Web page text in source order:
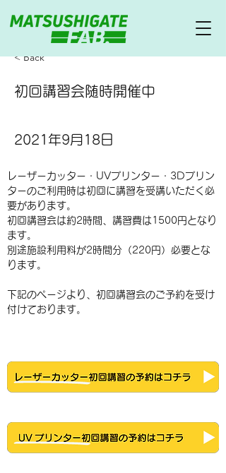
< Back
初回講習会随時開催中
2021年9月18日
レーザーカッター・UVプリンター・3Dプリン
ターのご利用時は初回に講習を受講いただく必
要があります。
初回講習会は約2時間、講習費は1500円となり
ます。
別途施設利用料が2時間分（220円）必要とな
ります。
下記のページより、初回講習会のご予約を受け
付けております。